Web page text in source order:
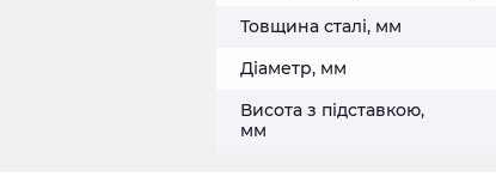
Товщина сталі, мм
Діаметр, мм
Висота з підставкою,
мм